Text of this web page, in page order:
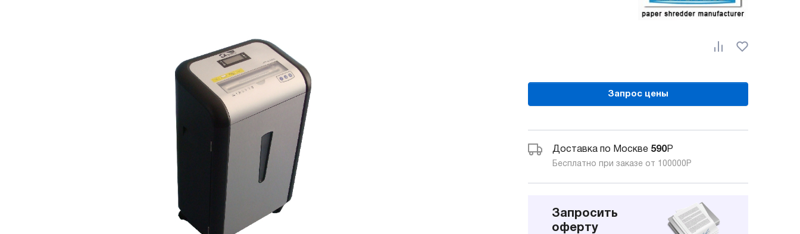
Запрос цены
Доставка по Москве 590Р
Бесплатно при заказе от 100000 Р
Запросить
оферту